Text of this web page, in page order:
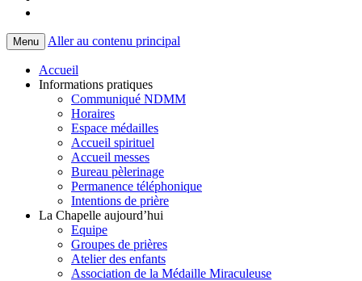
Menu Aller au contenu principal
Accueil
Informations pratiques
Communiqué NDMM
Horaires
Espace médailles
Accueil spirituel
Accueil messes
Bureau pèlerinage
Permanence téléphonique
Intentions de prière
La Chapelle aujourd’hui
Equipe
Groupes de prières
Atelier des enfants
Association de la Médaille Miraculeuse